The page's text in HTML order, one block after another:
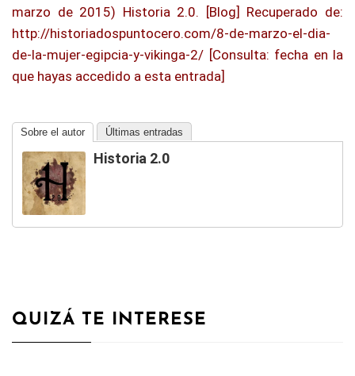
marzo de 2015) Historia 2.0. [Blog] Recuperado de:
http://historiadospuntocero.com/8-de-marzo-el-dia-
de-la-mujer-egipcia-y-vikinga-2/ [Consulta: fecha en la
que hayas accedido a esta entrada]
Sobre el autor Últimas entradas
Historia 2.0
QUIZÁ TE INTERESE